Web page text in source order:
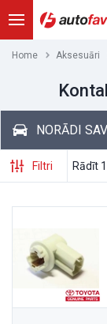
Home Aksesuāri
NORĀDI
Filtri